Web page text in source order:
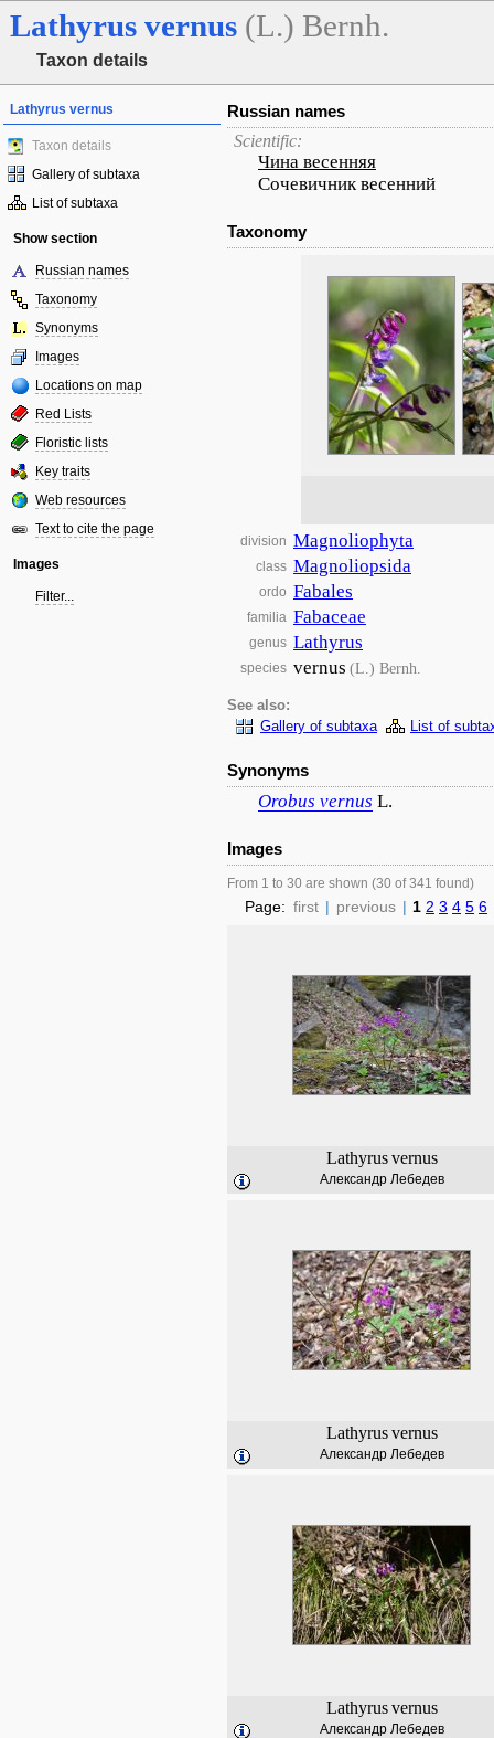
Lathyrus vernus (L.) Bernh.
Taxon details
Lathyrus vernus
Taxon details
Gallery of subtaxa
List of subtaxa
Show section
Russian names
Taxonomy
Synonyms
Images
Locations on map
Red Lists
Floristic lists
Key traits
Web resources
Text to cite the page
Images
Filter...
Russian names
Scientific:
Чина весенняя
Сочевичник весенний
Taxonomy
division Magnoliophyta
class Magnoliopsida
ordo Fabales
familia Fabaceae
genus Lathyrus
species vernus (L.) Bernh.
See also:
Gallery of subtaxa
List of
Synonyms
Orobus vernus L.
Images
From 1 to 30 are shown (30 of 341 found)
Page: first | previous | 1 2 3 4 5 6
Lathyrus vernus
Александр Лебедев
Lathyrus vernus
Александр Лебедев
Lathyrus vernus
Александр Лебедев